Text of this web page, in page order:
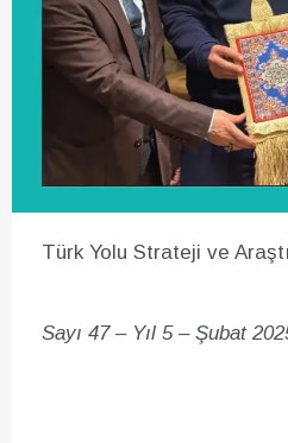
Türk Yolu Strateji ve
Sayı 47 – Yıl 5 – Şubat